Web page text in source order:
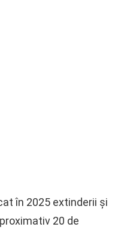
în 2025 extinderii şi
20 de